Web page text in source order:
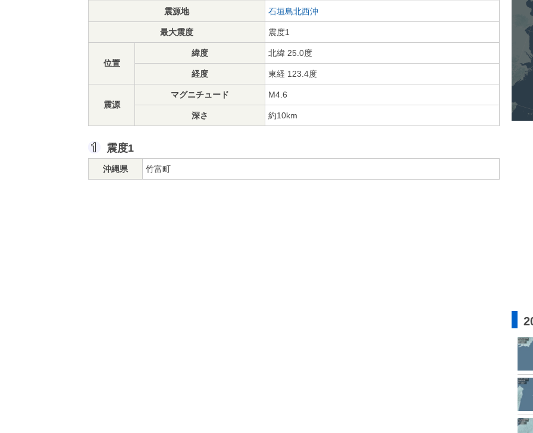
震源地 石垣島北西沖
最大震度 震度1
位置
緯度 北緯 25.0度
経度 東経 123.4度
震源
マグニチュード M4.6
深さ 約10km
震度1
沖縄県 竹富町